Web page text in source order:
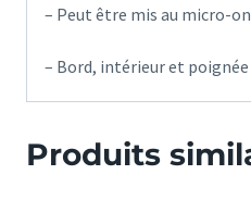
– Peut être mis au micro-
– Bord, intérieur et
Produits